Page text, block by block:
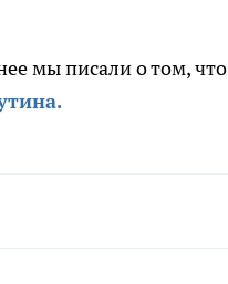
мы писали о том, что